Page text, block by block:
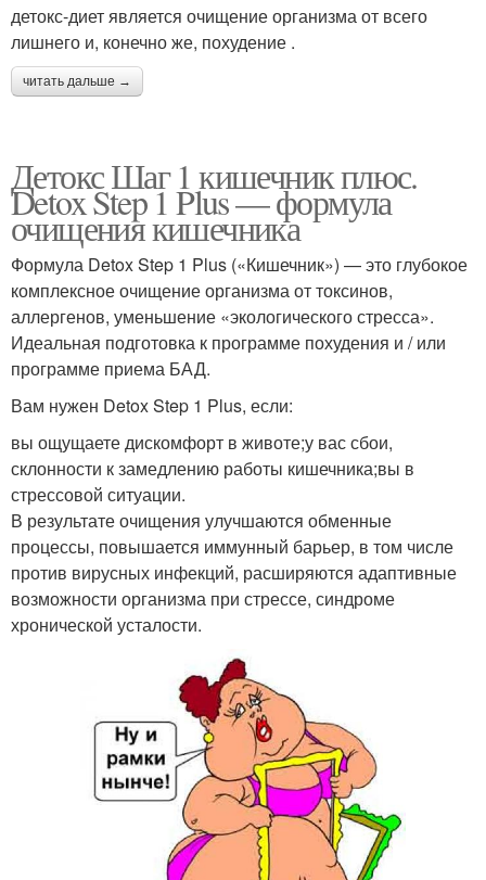
детокс-диет является очищение организма от всего
лишнего и, конечно же, похудение .
читать дальше →
Детокс Шаг 1 кишечник плюс.
Detox Step 1 Plus — формула
очищения кишечника
Формула Detox Step 1 Plus («Кишечник») — это глубокое
комплексное очищение организма от токсинов,
аллергенов, уменьшение «экологического стресса».
Идеальная подготовка к программе похудения и / или
программе приема БАД.
Вам нужен Detox Step 1 Plus, если:
вы ощущаете дискомфорт в животе;у вас сбои,
склонности к замедлению работы кишечника;вы в
стрессовой ситуации.
В результате очищения улучшаются обменные
процессы, повышается иммунный барьер, в том числе
против вирусных инфекций, расширяются адаптивные
возможности организма при стрессе, синдроме
хронической усталости.